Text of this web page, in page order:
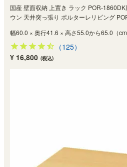
国産 壁面収納 上置き ラック POR-
ウン 天井突っ張り ポルターレリビング
幅60.0 × 奥行41.6 × 高さ55.0から65.0（cm
（125）
¥ 16,800 (税込)